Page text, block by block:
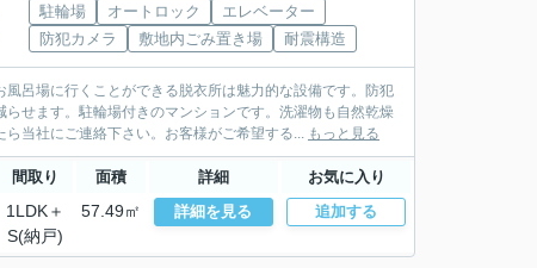
駐輪場 オートロック
エレベーター
防犯カメラ
敷地内ごみ置き場 耐震構造
呂場に行くことができる脱衣所は魅力的な設備です。防犯
せます。駐輪場付きのマンションです。洗濯物も自然乾燥
当社にご連絡下さい。お客様がご希望する... もっと見る
間取り 面積 詳細 お気に入り
1LDK＋
S(納戸)
57.49㎡ 詳細を見る 追加する